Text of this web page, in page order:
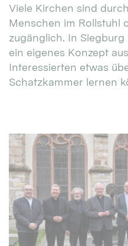
Viele Kirchen sind
Menschen im Rollstuhl
zugänglich. In
ein eigenes Konzept
Interessierten etwas
Schatzkammer lernen